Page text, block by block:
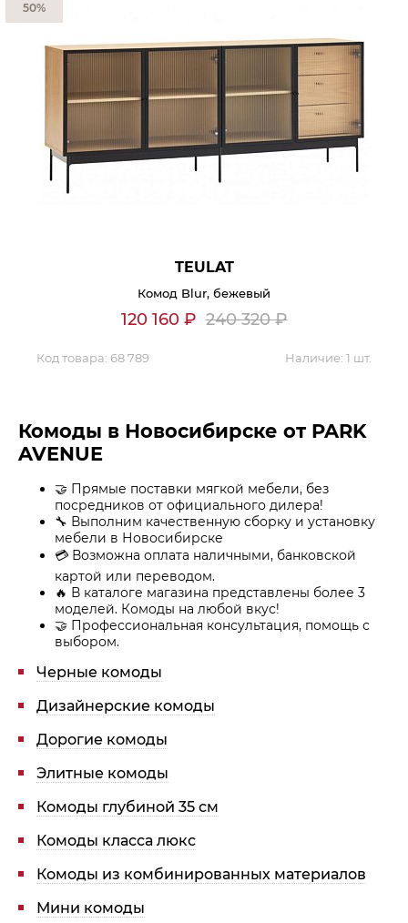
TEULAT
Комод Blur, бежевый
120 160 ₽ 240 320₽
Код товара: 68 789 Наличие: 1 шт.
50%
Комоды в Новосибирске от PARK
AVENUE
🤝 Прямые поставки мягкой мебели, без
посредников от официального дилера!
🔧 Выполним качественную сборку и установку
мебели в Новосибирске
💳 Возможна оплата наличными, банковской
картой или переводом.
🔥 В каталоге магазина представлены более 3
моделей. Комоды на любой вкус!
🤝 Профессиональная консультация, помощь с
выбором.
Черные комоды
Дизайнерские комоды
Дорогие комоды
Элитные комоды
Комоды глубиной 35 см
Комоды класса люкс
Комоды из комбинированных материалов
Мини комоды